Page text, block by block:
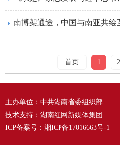
南博架通途，中国与南亚共绘
首页 1 2
主办单位：中共湖南省委组织部
技术支持：湖南红网新媒体集团
ICP备案号： 湘ICP备17016663号-1